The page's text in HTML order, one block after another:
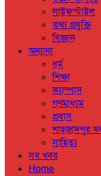
লাইফস্টাইল
তথ্য প্রযুক্তি
বিজ্ঞান
অন্যান্য
ধর্ম
শিক্ষা
ক্যাম্পাস
গণমাধ্যম
প্রবাস
শাহজাদপুর
সাহিত্য
সব খবর
Home